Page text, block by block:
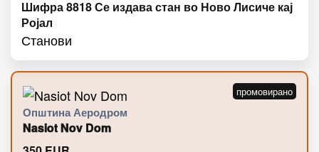
Шифра 8818 Се издава стан во Ново Лисиче кај
Ројал
Станови
Општина Аеродром
Nasiot Nov Dom